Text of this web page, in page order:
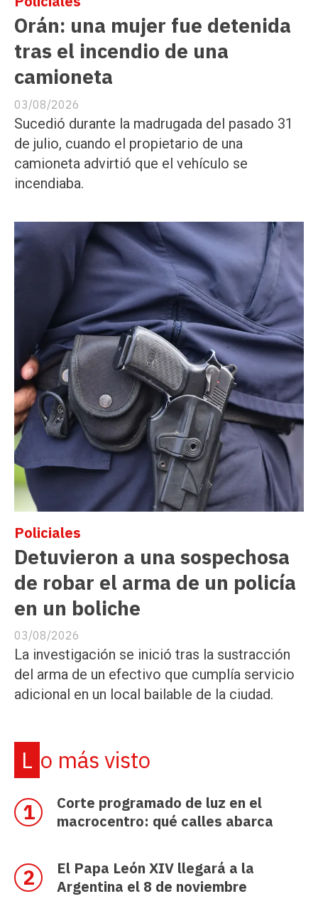
Orán: una mujer fue detenida
tras el incendio de una
camioneta
03/08/2026
Sucedió durante la madrugada del pasado 31
de julio, cuando el propietario de una
camioneta advirtió que el vehículo se
incendiaba.
Detuvieron a una sospechosa
de robar el arma de un policía
en un boliche
Policiales
03/08/2026
La investigación se inició tras la sustracción
del arma de un efectivo que cumplía servicio
adicional en un local bailable de la ciudad.
Lo más visto
Corte programado de luz en el
macrocentro: qué calles abarca
El Papa León XIV llegará a la
Argentina el 8 de noviembre